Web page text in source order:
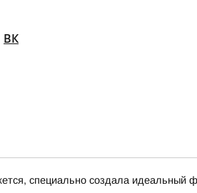
ВК
специально создала